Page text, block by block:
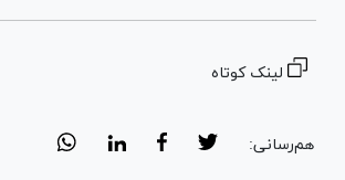
لینک کوتاه
هم‌رسانی: